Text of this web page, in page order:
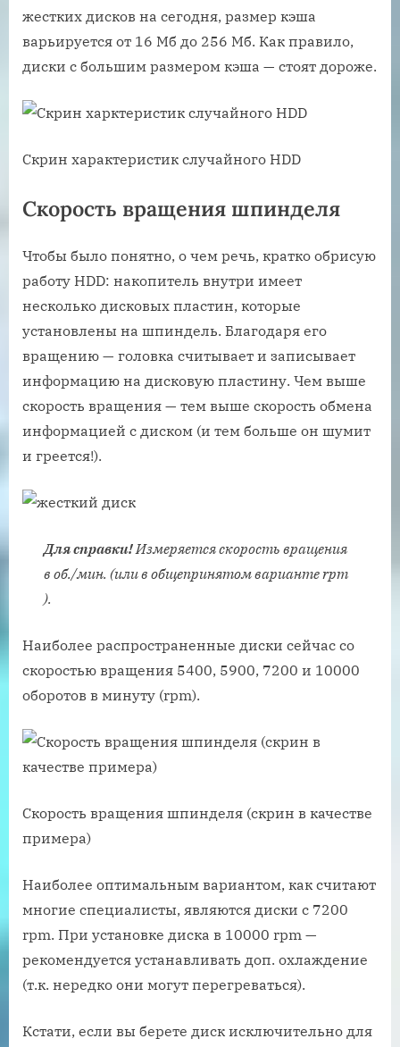
жестких дисков на сегодня, размер кэша
варьируется от 16 Мб до 256 Мб. Как правило,
диски с большим размером кэша — стоят дороже.
Скрин характеристик случайного HDD
Скорость вращения шпинделя
Чтобы было понятно, о чем речь, кратко обрисую
работу HDD: накопитель внутри имеет
несколько дисковых пластин, которые
установлены на шпиндель. Благодаря его
вращению — головка считывает и записывает
информацию на дисковую пластину. Чем выше
скорость вращения — тем выше скорость обмена
информацией с диском (и тем больше он шумит
и греется!).
Для справки!Измеряется скорость вращения
в об./мин. (или в общепринятом варианте rpm
).
Наиболее распространенные диски сейчас со
скоростью вращения 5400, 5900, 7200 и 10000
оборотов в минуту (rpm).
Скорость вращения шпинделя (скрин в качестве
примера)
Наиболее оптимальным вариантом, как считают
многие специалисты, являются диски с 7200
rpm. При установке диска в 10000 rpm —
рекомендуется устанавливать доп. охлаждение
(т.к. нередко они могут перегреваться).
Кстати, если вы берете диск исключительно для